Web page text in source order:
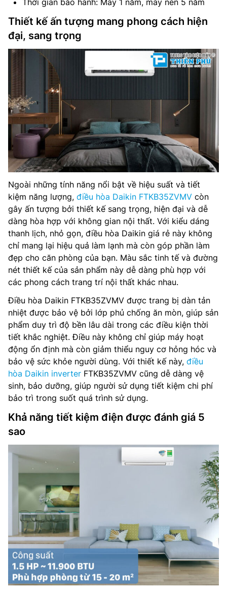
Thời gian bảo hành: Máy 1 năm, máy nén 5 năm
Thiết kế ấn tượng mang phong cách hiện
đại, sang trọng
Ngoài những tính năng nổi bật về hiệu suất và tiết
kiệm năng lượng, điều hòa Daikin FTKB35ZVMV còn
gây ấn tượng bởi thiết kế sang trọng, hiện đại và dễ
dàng hòa hợp với không gian nội thất. Với kiểu dáng
thanh lịch, nhỏ gọn, điều hòa Daikin giá rẻ này không
chỉ mang lại hiệu quả làm lạnh mà còn góp phần làm
đẹp cho căn phòng của bạn. Màu sắc tinh tế và đường
nét thiết kế của sản phẩm này dễ dàng phù hợp với
các phong cách trang trí nội thất khác nhau.
Điều hòa Daikin FTKB35ZVMV được trang bị dàn tản
nhiệt được bảo vệ bởi lớp phủ chống ăn mòn, giúp sản
phẩm duy trì độ bền lâu dài trong các điều kiện thời
tiết khắc nghiệt. Điều này không chỉ giúp máy hoạt
động ổn định mà còn giảm thiểu nguy cơ hỏng hóc và
bảo vệ sức khỏe người dùng. Với thiết kế này, điều
hòa Daikin inverter FTKB35ZVMV cũng dễ dàng vệ
sinh, bảo dưỡng, giúp người sử dụng tiết kiệm chi phí
bảo trì trong suốt quá trình sử dụng.
Khả năng tiết kiệm điện được đánh giá 5
sao